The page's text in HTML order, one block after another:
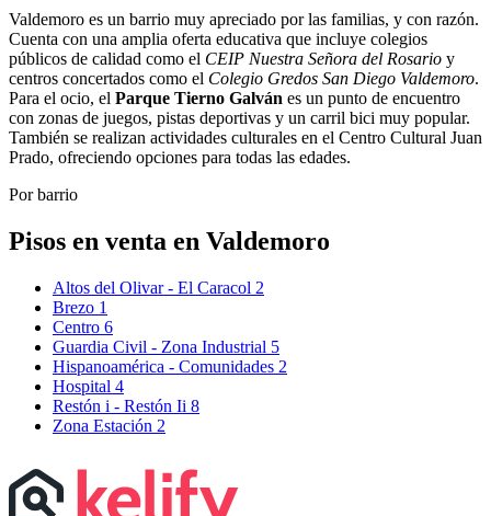
Valdemoro es un barrio muy apreciado por las familias, y con razón.
Cuenta con una amplia oferta educativa que incluye colegios
públicos de calidad como el CEIP Nuestra Señora del Rosario y
centros concertados como el Colegio Gredos San Diego Valdemoro.
Para el ocio, el Parque Tierno Galván es un punto de encuentro
con zonas de juegos, pistas deportivas y un carril bici muy popular.
También se realizan actividades culturales en el Centro Cultural Juan
Prado, ofreciendo opciones para todas las edades.
Por barrio
Pisos en venta en Valdemoro
Altos del Olivar - El Caracol 2
Brezo 1
Centro 6
Guardia Civil - Zona Industrial 5
Hispanoamérica - Comunidades 2
Hospital 4
Restón i - Restón Ii 8
Zona Estación 2